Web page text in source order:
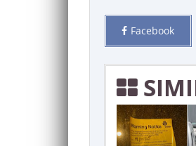
Facebook